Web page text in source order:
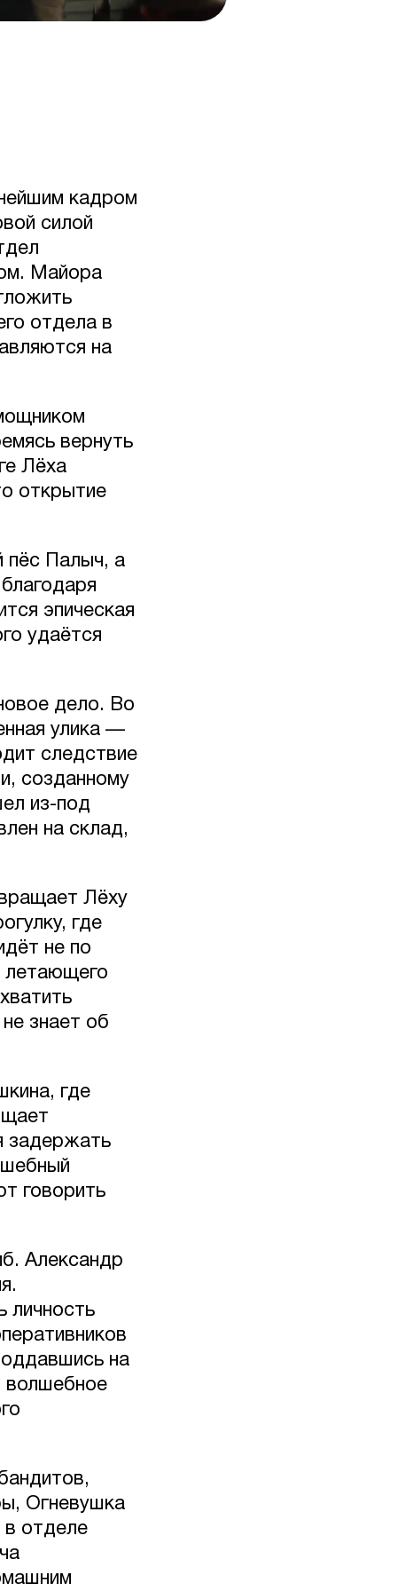
кадром
силой
Майора
отдела в
на
вернуть
Лёха
открытие
пёс Палыч, а
эпическая
удаётся
дело. Во
улика —
следствие
созданному
из-под
на склад,
Лёху
где
не по
летающего
знает об
где
задержать
говорить
Александр
личность
на
волшебное
Огневушка
в отделе